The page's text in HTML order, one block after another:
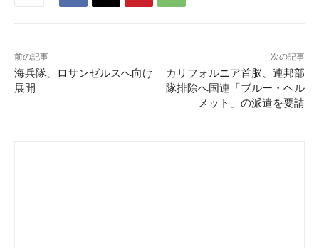
前の記事
海兵隊、ロサンゼルスへ向け
展開
次の記事
カリフォルニア首脳、連邦部
隊排除へ国連「ブルー・ヘル
メット」の派遣を要請